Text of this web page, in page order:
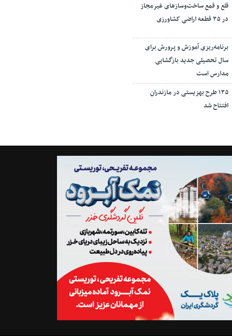
قلع و قمع ساخت‌وسازهای غیرمجاز
در ۳۵ قطعه اراضی کشاورزی
برنامه‌ریزی آموزش و پرورش برای
سال تحصیلی جدید بازگشایی
مدارس است
۱۳۵ طرح بهزیستی در مازندران
افتتاح شد